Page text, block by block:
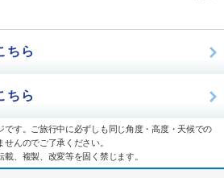
ちら
ちら
す。ご旅行中に必ずしも同じ角度・高度・天候での
んのでご了承ください。
、複製、改変等を固く禁じます。